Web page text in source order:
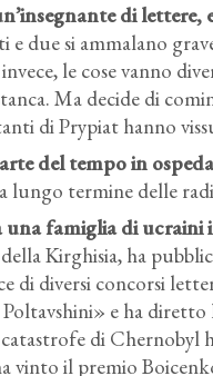
di lettere,
due si ammalano
le cose vanno
Ma decide di
di Prypiat hanno
del tempo in
lungo termine delle
famiglia di ucraini
Kirghisia, ha
di diversi concorsi
e ha diretto
di Chernobyl
il premio